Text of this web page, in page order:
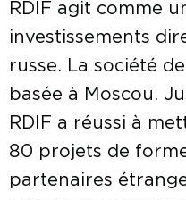
RDIF agit comme
investissements
russe. La société
basée à Moscou.
RDIF a réussi à
80 projets de
partenaires